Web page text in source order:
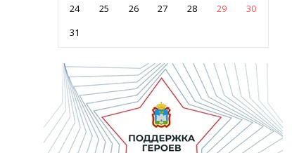
24
25 26 27 28 29
30
31